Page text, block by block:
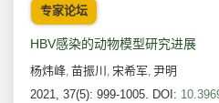
专家论坛
HBV感染的动物模型研究进展
杨炜峰, 苗振川 , 宋希军, 尹明
2021, 37(5): 999-1005. DOI: